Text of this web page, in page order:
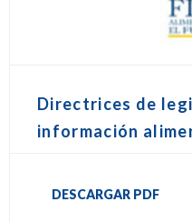
Directrices de
información
DESCARGAR PDF